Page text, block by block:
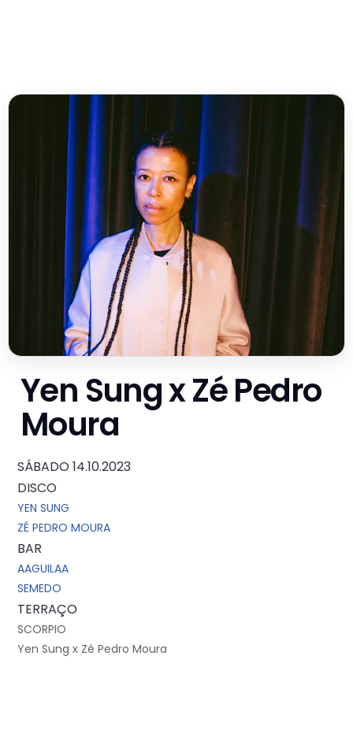
Yen Sung x Zé Pedro
Moura
SÁBADO 14.10.2023
DISCO
YEN SUNG
ZÉ PEDRO MOURA
BAR
AAGUILAA
SEMEDO
TERRAÇO
SCORPIO
Yen Sung x Zé Pedro Moura